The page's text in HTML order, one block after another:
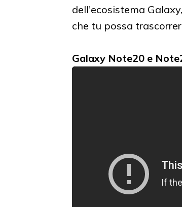
dell'ecosistema
che tu possa
Galaxy Note20 e